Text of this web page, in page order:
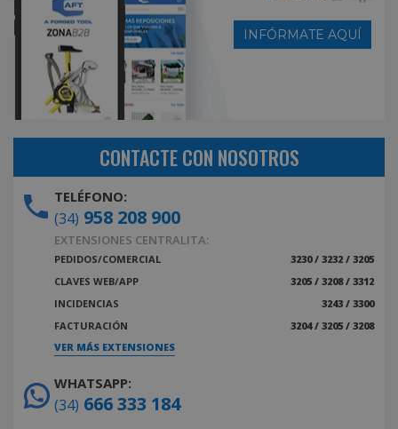
INFÓRMATE AQUÍ
CONTACTE CON NOSOTROS
TELÉFONO:
(34) 958 208 900
EXTENSIONES CENTRALITA:
PEDIDOS/COMERCIAL
3230 / 3232 / 3205
CLAVES WEB/APP
3205 / 3208 / 3312
INCIDENCIAS
3243 / 3300
FACTURACIÓN
3204 / 3205 / 3208
VER MÁS EXTENSIONES
WHATSAPP:
(34) 666 333 184